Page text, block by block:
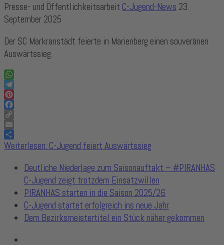
Presse- und Öffentlichkeitsarbeit C-Jugend-News 23.
September 2025
Der SC Markranstädt feierte in Marienberg einen souveränen
Auswärtssieg.
WhatsApp
Telegram
Pinterest
Facebook
Copy
Link
Email
Share
Weiterlesen: C-Jugend feiert Auswärtssieg
Deutliche Niederlage zum Saisonauftakt – #PIRANHAS
C-Jugend zeigt trotzdem Einsatzwillen
PIRANHAS starten in die Saison 2025/26
C-Jugend startet erfolgreich ins neue Jahr
Dem Bezirksmeistertitel ein Stück näher gekommen